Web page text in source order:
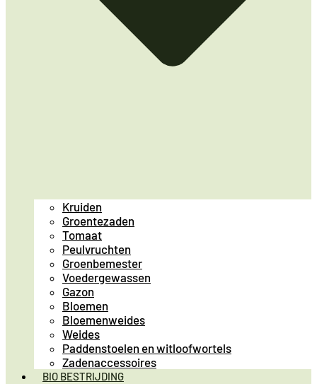
Kruiden
Groentezaden
Tomaat
Peulvruchten
Groenbemester
Voedergewassen
Gazon
Bloemen
Bloemenweides
Weides
Paddenstoelen en witloofwortels
Zadenaccessoires
BIO BESTRIJDING